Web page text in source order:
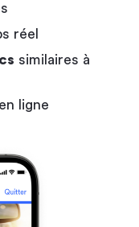
réel
similaires à
ligne